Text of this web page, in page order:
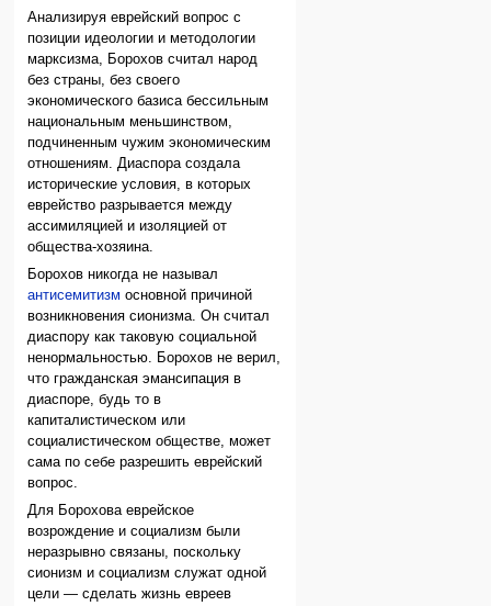
Анализируя еврейский вопрос с
позиции идеологии и методологии
марксизма, Борохов считал народ
без страны, без своего
экономического базиса бессильным
национальным меньшинством,
подчиненным чужим экономическим
отношениям. Диаспора создала
исторические условия, в которых
еврейство разрывается между
ассимиляцией и изоляцией от
общества-хозяина.
Борохов никогда не называл
антисемитизм основной причиной
возникновения сионизма. Он считал
диаспору как таковую социальной
ненормальностью. Борохов не верил,
что гражданская эмансипация в
диаспоре, будь то в
капиталистическом или
социалистическом обществе, может
сама по себе разрешить еврейский
вопрос.
Для Борохова еврейское
возрождение и социализм были
неразрывно связаны, поскольку
сионизм и социализм служат одной
цели — сделать жизнь евреев